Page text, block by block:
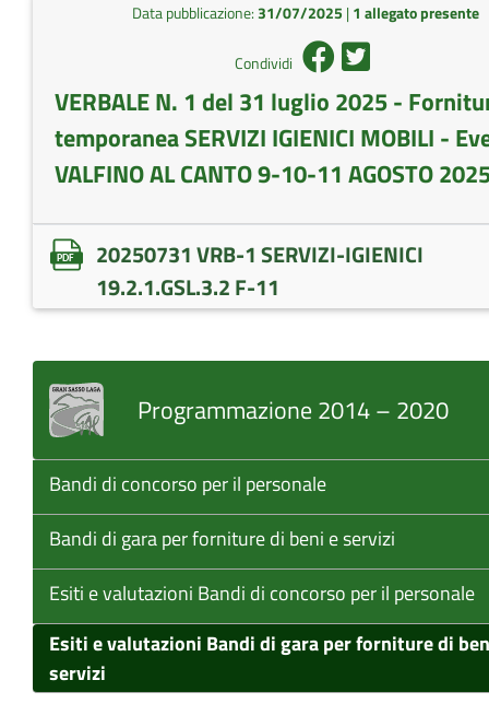
Data pubblicazione:31/07/2025 |1 allegato presente
Condividi
VERBALE N. 1 del 31 luglio 2025 -
temporanea SERVIZI IGIENICI MOBILI -
VALFINO AL CANTO 9-10-11 AGOSTO
20250731 VRB-1 SERVIZI-IGIENICI
19.2.1.GSL.3.2 F-11
Programmazione 2014 – 2020
Bandi di concorso per il personale
Bandi di gara per forniture di beni e servizi
Esiti e valutazioni Bandi di concorso per il personale
Esiti e valutazioni Bandi di gara per forniture di
servizi